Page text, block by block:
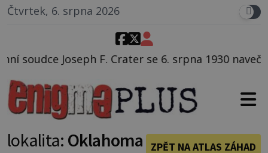
Čtvrtek, 6. srpna 2026
6. srpna 1930 navečeří ve své oblíbené
lokalita: Oklahoma ZPĚT NA ATLAS ZÁHAD